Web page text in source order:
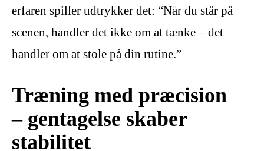
erfaren spiller udtrykker det: “Når du står på
scenen, handler det ikke om at tænke – det
handler om at stole på din rutine.”
Træning med præcision
– gentagelse skaber
stabilitet